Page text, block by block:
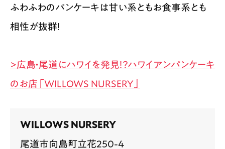
ふわふわのパンケーキは甘い系ともお食事系とも
相性が抜群！
>広島・尾道にハワイを発見！？ハワイアンパンケーキ
のお店「WILLOWS NURSERY」
WILLOWS NURSERY
尾道市向島町立花250-4